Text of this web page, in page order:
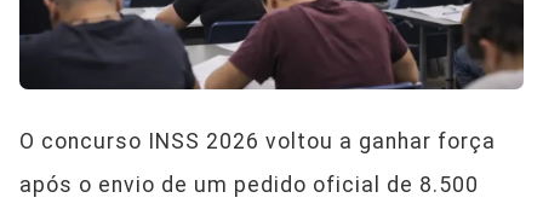
O concurso INSS 2026 voltou a ganhar força
após o envio de um pedido oficial de 8.500